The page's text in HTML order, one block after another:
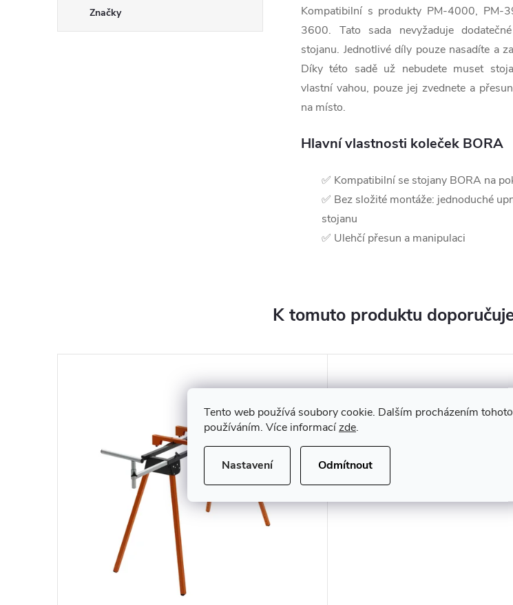
Tento web používá soubory cookie. Dalším procházením
používáním. Více informacízde.
Nastavení Odmítnout
Značky
Kompatibilní s produkty PM-4000, PM-
3600. Tato sada nevyžaduje
stojanu. Jednotlivé díly pouze nasadíte a
Díky této sadě už nebudete muset
vlastní vahou, pouze jej zvednete a
na místo.
Hlavní vlastnosti koleček BORA
✅ Kompatibilní se stojany BORA na
✅ Bez složité montáže: jednoduché
stojanu
✅ Ulehčí přesun a manipulaci
K tomuto produktu